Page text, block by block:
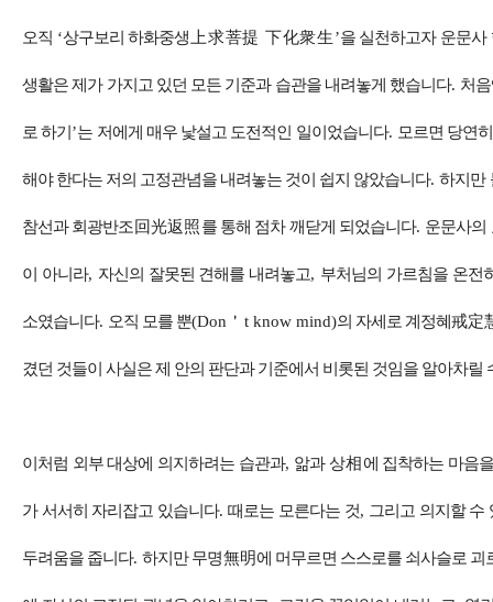
오직 ‘상구보리 하화중생 上求菩提 下化衆生’을 실천하고자 운문
생활은 제가 가지고 있던 모든 기준과 습관을 내려놓게 했습니다. 처
로 하기 ’는 저에게 매우 낯설고 도전적인 일이었습니다. 모르면 당연
해야 한다는 저의 고정관념을 내려놓는 것이 쉽지 않았습니다.하지만
참선과 회광반조回光返照를 통해 점차 깨닫게 되었습니다. 운문사의
이 아니라, 자신의 잘못된 견해를 내려놓고, 부처님의 가르침을 온전
소였습니다. 오직 모를 뿐(Don ＇ t know mind)의 자세로 계정혜戒定
겼던 것들이 사실은 제 안의 판단과 기준에서 비롯된 것임을 알아차릴
이처럼 외부 대상에 의지하려는 습관과, 앎과 상相에 집착하는 마음
가 서서히 자리잡고 있습니다.때로는 모른다는 것, 그리고 의지할 수
두려움을 줍니다.하지만 무명無明에 머무르면 스스로를 쇠사슬로